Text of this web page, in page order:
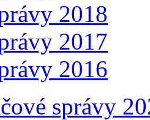
2018
2017
2016
správy